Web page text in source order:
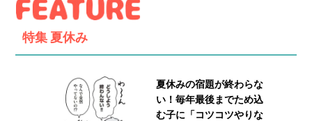
特集 夏休み
夏休みの宿題が終わらな
い！毎年最後までため込
む子に「コツコツやりな